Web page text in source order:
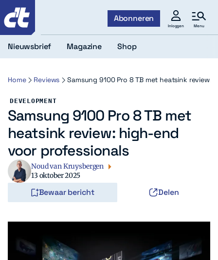
Abonneren
Inloggen Menu
Nieuwsbrief Magazine Shop
Home Reviews Samsung 9100 Pro 8 TB met heatsink review:
DEVELOPMENT
Samsung 9100 Pro 8 TB met
heatsink review: high-end
voor professionals
Noud van Kruysbergen
13 oktober 2025
Bewaar bericht Delen